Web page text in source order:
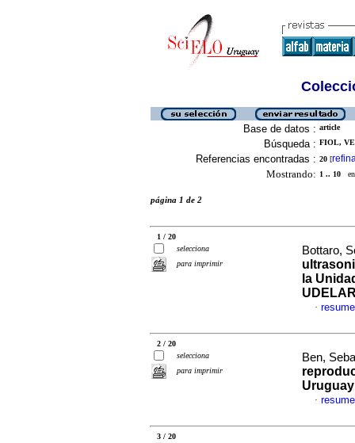
Base de datos : article
Búsqueda : FIOL,
Referencias encontradas : 20 [
Mostrando: 1 .. 10 en
página 1 de 2
1 / 20
selecciona
para imprimir
Bottaro,
la
·
2 / 20
selecciona
para imprimir
Ben,
Uruguay
·
3 / 20